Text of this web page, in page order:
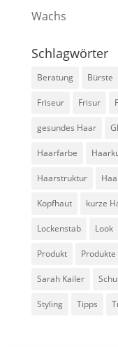
Wachs
Schlagwörter
Beratung Bürste
Friseur Frisur
gesundes Haar
Haarfarbe
Haarstruktur
Kopfhaut kurze
Lockenstab Look
Produkt Produkte
Sarah Kailer
Styling Tipps